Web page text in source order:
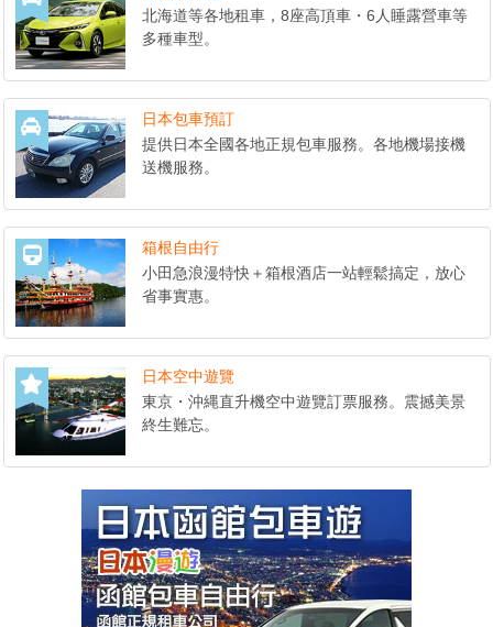
北海道等各地租車，8座高頂車・6人睡露營車等
多種車型。
日本包車預訂
提供日本全國各地正規包車服務。各地機場接機
送機服務。
箱根自由行
小田急浪漫特快＋箱根酒店一站輕鬆搞定，放心
省事實惠。
日本空中遊覽
東京・沖縄直升機空中遊覽訂票服務。震撼美景
終生難忘。